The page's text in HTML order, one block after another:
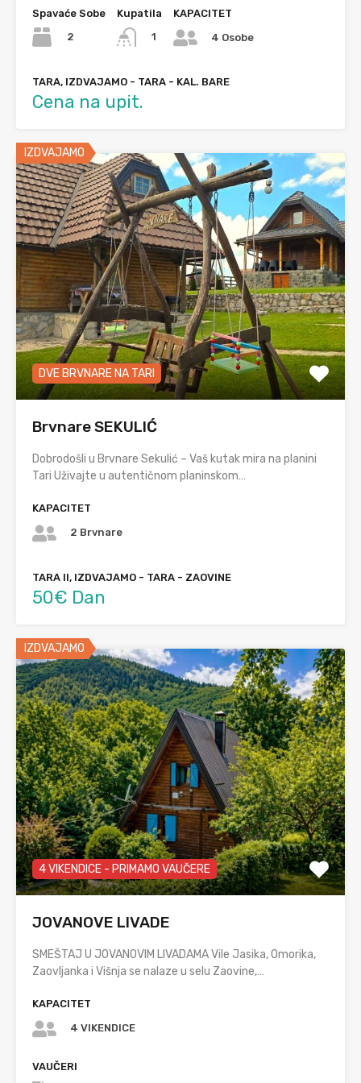
Spavaće Sobe
2
Kupatila
1
KAPACITET
4 Osobe
TARA, IZDVAJAMO - TARA - KAL. BARE
Cena na upit.
IZDVAJAMO
DVE BRVNARE NA TARI
Brvnare SEKULIĆ
Dobrodošli u Brvnare Sekulić – Vaš kutak mira na planini
Tari Uživajte u autentičnom planinskom…
KAPACITET
2 Brvnare
TARA II, IZDVAJAMO - TARA - ZAOVINE
50€ Dan
IZDVAJAMO
4 VIKENDICE - PRIMAMO VAUČERE
JOVANOVE LIVADE
SMEŠTAJ U JOVANOVIM LIVADAMA Vile Jasika, Omorika,
Zaovljanka i Višnja se nalaze u selu Zaovine,…
KAPACITET
4 VIKENDICE
VAUČERI